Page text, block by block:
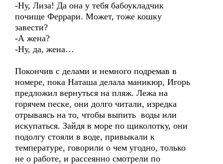
-Ну, Лиза! Да она у тебя бабоукладчик
почище Феррари. Может, тоже кошку
завести?
-А жена?
-Ну, да, жена…
Покончив с делами и немного подремав в
номере, пока Наташа делала маникюр, Игорь
предложил вернуться на пляж. Лежа на
горячем песке, они долго читали, изредка
отрываясь на то, чтобы выпить воды или
искупаться. Зайдя в море по щиколотку, они
подолгу стояли в воде, привыкали к
температуре, говорили о чем угодно, только
не о работе, и рассеянно смотрели по